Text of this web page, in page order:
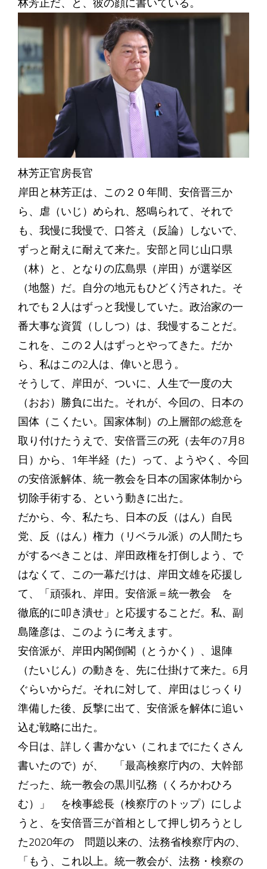
林芳正だ、と、彼の顔に書いている。
林芳正官房長官
岸田と林芳正は、この２０年間、安倍晋三か
ら、虐（いじ）められ、怒鳴られて、それで
も、我慢に我慢で、口答え（反論）しないで、
ずっと耐えに耐えて来た。安部と同じ山口県
（林）と、となりの広島県（岸田）が選挙区
（地盤）だ。自分の地元もひどく汚された。そ
れでも２人はずっと我慢していた。政治家の一
番大事な資質（ししつ）は、我慢することだ。
これを、この２人はずっとやってきた。だか
ら、私はこの2人は、偉いと思う。
そうして、岸田が、ついに、人生で一度の大
（おお）勝負に出た。それが、今回の、日本の
国体（こくたい。国家体制）の上層部の総意を
取り付けたうえで、安倍晋三の死（去年の7月8
日）から、1年半経（た）って、ようやく、今回
の安倍派解体、統一教会を日本の国家体制から
切除手術する、という動きに出た。
だから、今、私たち、日本の反（はん）自民
党、反（はん）権力（リベラル派）の人間たち
がするべきことは、岸田政権を打倒しよう、で
はなくて、この一幕だけは、岸田文雄を応援し
て、「頑張れ、岸田。安倍派＝統一教会 を
徹底的に叩き潰せ」と応援することだ。私、副
島隆彦は、このように考えます。
安倍派が、岸田内閣倒閣（とうかく）、退陣
（たいじん）の動きを、先に仕掛けて来た。6月
ぐらいからだ。それに対して、岸田はじっくり
準備した後、反撃に出て、安倍派を解体に追い
込む戦略に出た。
今日は、詳しく書かない（これまでにたくさん
書いたので）が、 「最高検察庁内の、大幹部
だった、統一教会の黒川弘務（くろかわひろ
む）」 を検事総長（検察庁のトップ）にしよ
うと、を安倍晋三が首相として押し切ろうとし
た2020年の 問題以来の、法務省検察庁内の、
「もう、これ以上。統一教会が、法務・検察の